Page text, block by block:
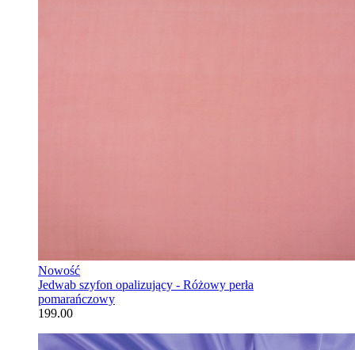
Nowość
Jedwab szyfon opalizujący - Różowy perła
pomarańczowy
199.00